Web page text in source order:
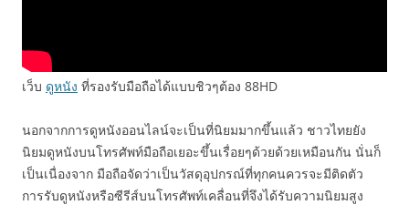
เว็บ ดูหนัง ที่รองรับมือถือได้แบบชิวๆต้อง 88HD
นอกจากการดูหนังออนไลน์จะเป็นที่นิยมมากขึ้นแล้ว ชาวไทยยัง
นิยมดูหนังบนโทรศัพท์มือถือเยอะขึ้นเรื่อยๆด้วยด้วยเหมือนกัน นั่นก็
เป็นเนื่องจาก มือถือจัดว่าเป็นวัสดุอุปกรณ์ที่ทุกคนควรจะมีติดตัว
การรับดูหนังหรือซีรีส์บนโทรศัพท์เคลื่อนที่จึงได้รับความนิยมสูง